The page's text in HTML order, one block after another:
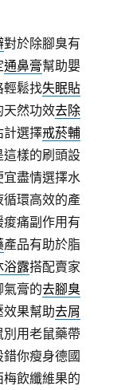
對於除腳臭有
通鼻膏幫助嬰
輕鬆找失眠貼
天然功效去除
計選擇戒菸輔
樣的刷頭設
盡情選擇水
環高效的產
痠痛副作用有
產品有助於脂
浴露搭配賣家
氣膏的去腳臭
效果幫助去屑
用老鼠藥帶
你瘦身德國
梅飲纖維果的